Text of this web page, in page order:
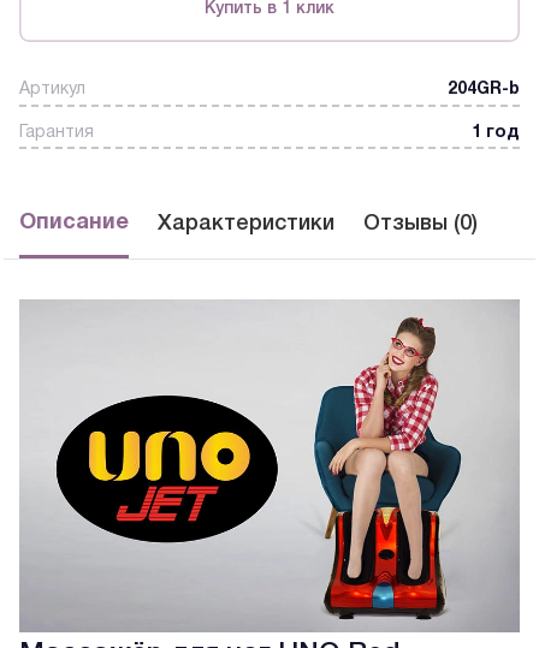
Купить в 1 клик
Артикул 204GR-b
Гарантия 1 год
Описание Характеристики Отзывы (0)